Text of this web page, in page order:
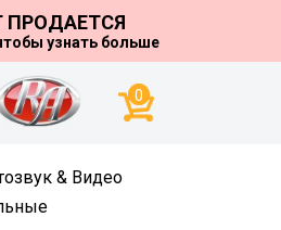
ПРОДАЕТСЯ
узнать больше
0
& Видео